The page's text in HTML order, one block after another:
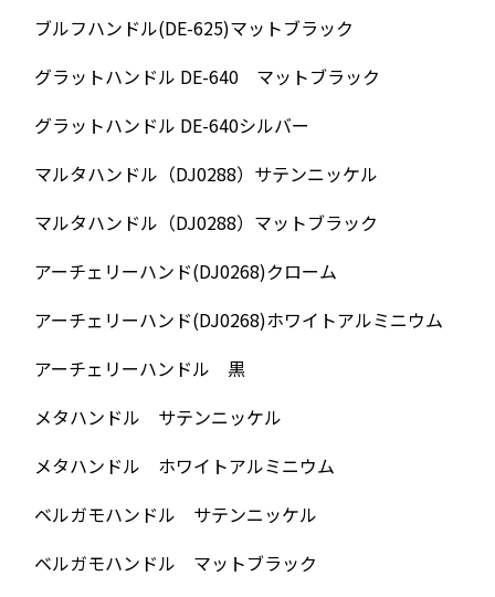
ブルフハンドル(DE-625)マットブラック
グラットハンドル DE-640 マットブラック
グラットハンドル DE-640シルバー
マルタハンドル（DJ0288）サテンニッケル
マルタハンドル（DJ0288）マットブラック
アーチェリーハンド(DJ0268)クローム
アーチェリーハンド(DJ0268)ホワイトアルミニウム
アーチェリーハンドル 黒
メタハンドル サテンニッケル
メタハンドル ホワイトアルミニウム
ベルガモハンドル サテンニッケル
ベルガモハンドル マットブラック